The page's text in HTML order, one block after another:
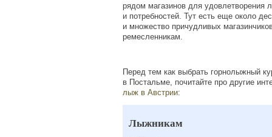
рядом магазинов для удовлетворения
и потребностей. Тут есть еще около
и множество причудливых
ремесленникам.
Перед тем как выбрать горнолыжный
в Постальме, почитайте про другие
лыж в Австрии:
Лыжникам